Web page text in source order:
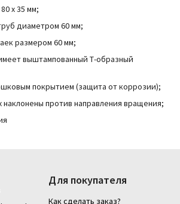
x 35 мм;
диаметром 60 мм;
размером 60 мм;
выштампованный Т-образный
покрытием (защита от коррозии);
наклонены против направления вращения;
Для покупателя
Как сделать заказ?